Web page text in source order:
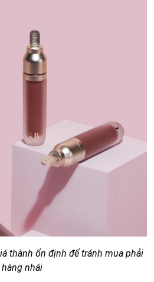
thành ổn định để tránh mua phải
hàng nhái